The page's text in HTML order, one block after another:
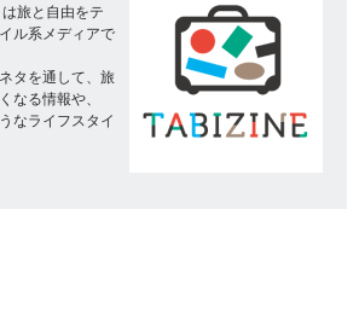
旅と自由をテ
ル系メディアで
タを通して、旅
なる情報や、
なライフスタイ